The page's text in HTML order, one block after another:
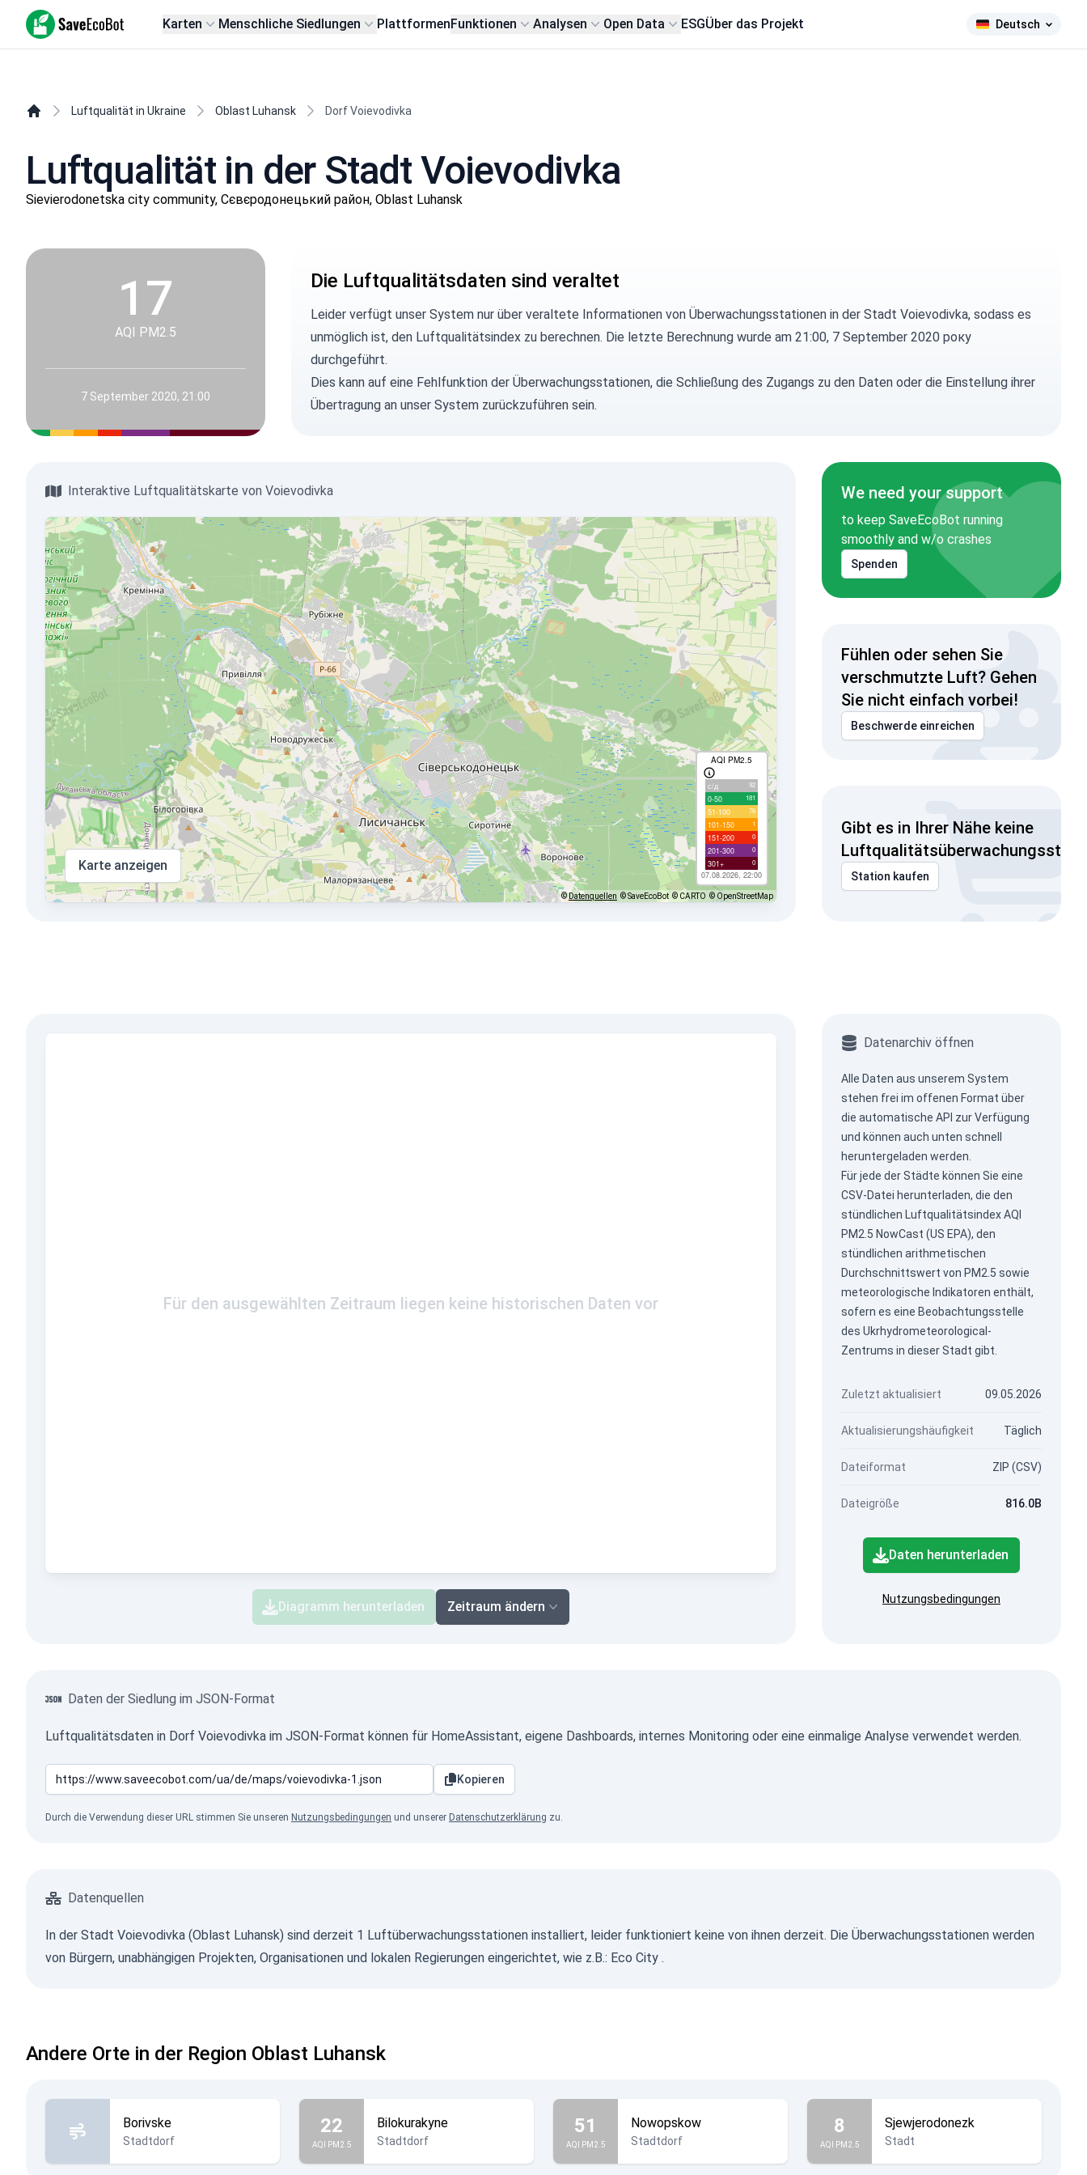
SaveEcoBot Karten Menschliche Siedlungen PlattformenFunktionen Analysen Open Data ESGÜber das Projekt Deutsch
Luftqualität in Ukraine Oblast Luhansk Dorf Voievodivka
Luftqualität in der Stadt Voievodivka
Sievierodonetska city community, Сєвєродонецький район, Oblast Luhansk
17
AQI PM2.5
7 September 2020, 21:00
Die Luftqualitätsdaten sind veraltet
Leider verfügt unser System nur über veraltete Informationen von Überwachungsstationen in der Stadt Voievodivka, sodass es
unmöglich ist, den Luftqualitätsindex zu berechnen. Die letzte Berechnung wurde am 21:00, 7 September 2020 року
durchgeführt.
Dies kann auf eine Fehlfunktion der Überwachungsstationen, die Schließung des Zugangs zu den Daten oder die Einstellung ihrer
Übertragung an unser System zurückzuführen sein.
Interaktive Luftqualitätskarte von Voievodivka
AQI PM2.5
с/д 92
0-50 181
51-100 76
101-150 1
151-200 0
201-300 0
301+ 0
07.08.2026, 22:00
Karte anzeigen
©Datenquellen © SaveEcoBot © CARTO © OpenStreetMap
We need your support
to keep SaveEcoBot running
smoothly and w/o crashes
Spenden
Fühlen oder sehen Sie
verschmutzte Luft? Gehen
Sie nicht einfach vorbei!
Beschwerde einreichen
Gibt es in Ihrer Nähe keine
Station kaufen
Für den ausgewählten Zeitraum liegen keine historischen Daten vor
Diagramm herunterladen Zeitraum ändern
Datenarchiv öffnen
Alle Daten aus unserem System
stehen frei im offenen Format über
die automatische API zur Verfügung
und können auch unten schnell
heruntergeladen werden.
Für jede der Städte können Sie eine
CSV-Datei herunterladen, die den
stündlichen Luftqualitätsindex AQI
PM2.5 NowCast (US EPA), den
stündlichen arithmetischen
Durchschnittswert von PM2.5 sowie
meteorologische Indikatoren enthält,
sofern es eine Beobachtungsstelle
des Ukrhydrometeorological-
Zentrums in dieser Stadt gibt.
Zuletzt aktualisiert 09.05.2026
Aktualisierungshäufigkeit Täglich
Dateiformat ZIP (CSV)
Dateigröße 816.0B
Daten herunterladen
Nutzungsbedingungen
Daten der Siedlung im JSON-Format
Luftqualitätsdaten in Dorf Voievodivka im JSON-Format können für HomeAssistant, eigene Dashboards, internes Monitoring oder eine einmalige Analyse verwendet werden.
Kopieren
Durch die Verwendung dieser URL stimmen Sie unseren Nutzungsbedingungen und unserer Datenschutzerklärung zu.
Datenquellen
In der Stadt Voievodivka (Oblast Luhansk) sind derzeit 1 Luftüberwachungsstationen installiert, leider funktioniert keine von ihnen derzeit. Die Überwachungsstationen werden
von Bürgern, unabhängigen Projekten, Organisationen und lokalen Regierungen eingerichtet, wie z.B.: Eco City .
Andere Orte in der Region Oblast Luhansk
Borivske
Stadtdorf
22
AQI PM2.5
Bilokurakyne
Stadtdorf
51
AQI PM2.5
Nowopskow
Stadtdorf
8
AQI PM2.5
Sjewjerodonezk
Stadt